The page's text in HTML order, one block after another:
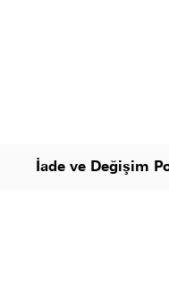
İade ve Değişim